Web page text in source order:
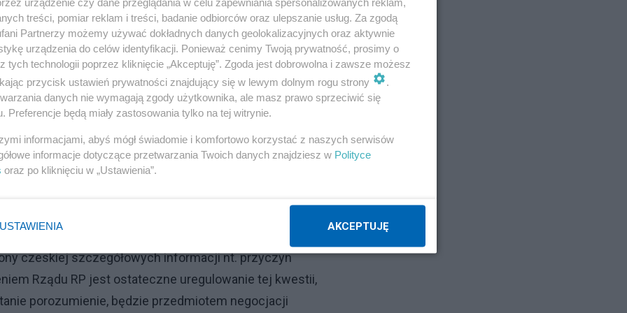
Reklama
Czesi rozmawiali w 2022 r. z przedstawicielami rządu
także bez konkretów, podczas wspólnego posiedzenia
2023 r.
prośbę o wyjaśnienie sprawy. W odpowiedzi
wobec Polski, "Departament Informacji MSZ na
że – tak jak zostało to wskazane w
Stanu w MSZ Pan Władysław Teofil
czeskich konsultacji na szczeblu eksperckim. Ich
do sposobu uregulowania czeskiego długu
czeskiej szczegółowych informacji nt. przyczyn
Rządu RP jest ostateczne uregulowanie tej kwestii,
porozumienie, będzie przedmiotem negocjacji
treści, pomiar reklam i treści, badanie odbiorców oraz ulepszanie usług. Za zgodą
Partnerzy możemy używać dokładnych danych geolokalizacyjnych oraz aktywnie
urządzenia do celów identyfikacji. Ponieważ cenimy Twoją prywatność, prosimy o
tych technologii poprzez kliknięcie „Akceptuję”. Zgoda jest dobrowolna i zawsze możesz
przycisk ustawień prywatności znajdujący się w lewym dolnym rogu strony
.
danych nie wymagają zgody użytkownika, ale masz prawo sprzeciwić się
Preferencje będą miały zastosowania tylko na tej witrynie.
informacjami, abyś mógł świadomie i komfortowo korzystać z naszych serwisów
informacje dotyczące przetwarzania Twoich danych znajdziesz w Polityce
oraz po kliknięciu w „Ustawienia”.
USTAWIENIA AKCEPTUJĘ